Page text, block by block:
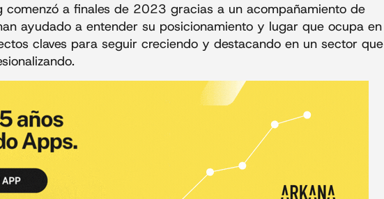
comenzó a finales de 2023 gracias a un acompañamiento de
ayudado a entender su posicionamiento y lugar que ocupa en
claves para seguir creciendo y destacando en un sector que